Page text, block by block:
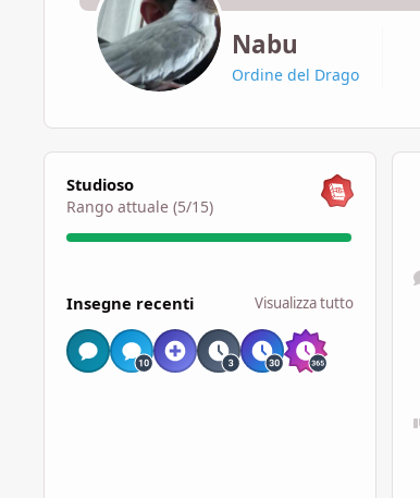
Nabu
Ordine del Drago
Visualizza tutto
Studioso
Rango attuale (5/15)
Insegne recenti Visualizza tutto